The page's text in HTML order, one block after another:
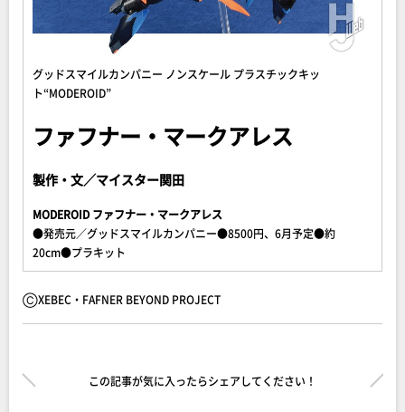
グッドスマイルカンパニー ノンスケール プラスチックキッ
ト“MODEROID”
ファフナー・マークアレス
製作・文／マイスター関田
MODEROID ファフナー・マークアレス
●発売元／グッドスマイルカンパニー●8500円、6月予定●約
20cm●プラキット
ⒸXEBEC・FAFNER BEYOND PROJECT
この記事が気に入ったらシェアしてください！